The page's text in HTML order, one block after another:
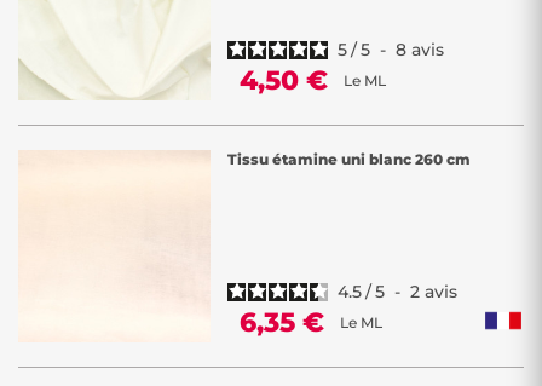
5/5 - 8 avis
4,50 € Le ML
Tissu étamine uni blanc 260 cm
4.5/5 - 2 avis
6,35 € Le ML